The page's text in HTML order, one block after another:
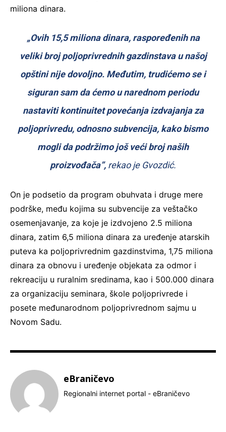
miliona dinara.
„Ovih 15,5 miliona dinara, raspoređenih na
veliki broj poljoprivrednih gazdinstava u našoj
opštini nije dovoljno. Međutim, trudićemo se i
siguran sam da ćemo u narednom periodu
nastaviti kontinuitet povećanja izdvajanja za
poljoprivredu, odnosno subvencija, kako bismo
mogli da podržimo još veći broj naših
proizvođača”, rekao je Gvozdić.
On je podsetio da program obuhvata i druge mere
podrške, među kojima su subvencije za veštačko
osemenjavanje, za koje je izdvojeno 2.5 miliona
dinara, zatim 6,5 miliona dinara za uređenje atarskih
puteva ka poljoprivrednim gazdinstvima, 1,75 miliona
dinara za obnovu i uređenje objekata za odmor i
rekreaciju u ruralnim sredinama, kao i 500.000 dinara
za organizaciju seminara, škole poljoprivrede i
posete međunarodnom poljoprivrednom sajmu u
Novom Sadu.
eBraničevo
Regionalni internet portal - eBraničevo